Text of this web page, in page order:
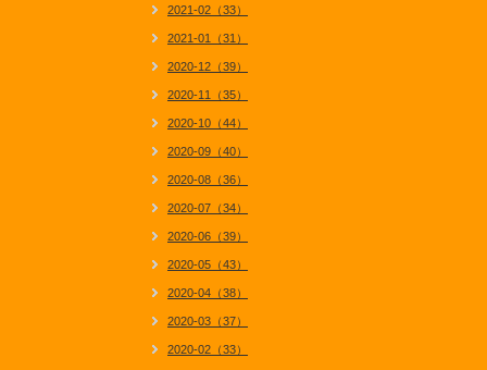
2021-02（33）
2021-01（31）
2020-12（39）
2020-11（35）
2020-10（44）
2020-09（40）
2020-08（36）
2020-07（34）
2020-06（39）
2020-05（43）
2020-04（38）
2020-03（37）
2020-02（33）